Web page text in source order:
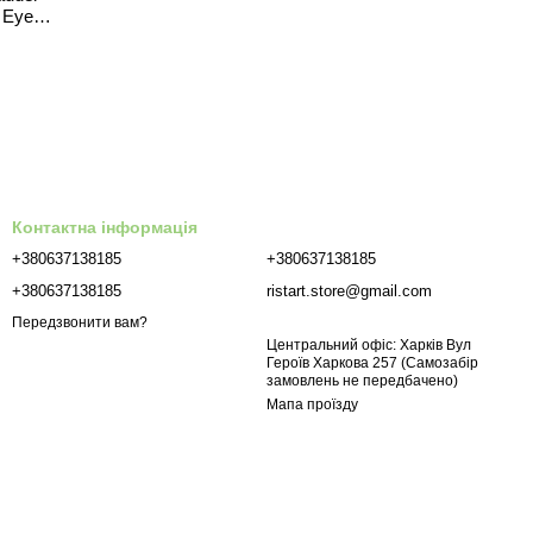
Контактна інформація
+380637138185
+380637138185
Передзвонити вам?
+380637138185
ristart.store@gmail.com
Центральний офіс: Харків Вул
Героїв Харкова 257 (Самозабір
замовлень не передбачено)
Мапа проїзду